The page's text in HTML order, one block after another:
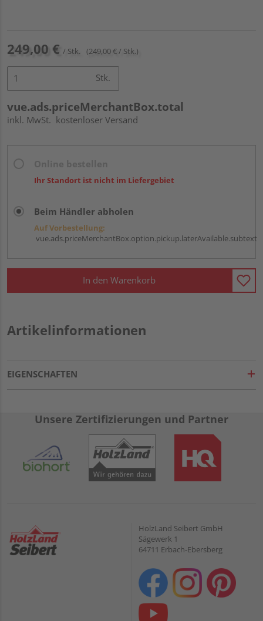
249,00 € / Stk. (249,00 € / Stk.)
Stk.
vue.ads.priceMerchantBox.total
inkl. MwSt. kostenloser Versand
Ihr Standort ist nicht im Liefergebiet
Beim Händler abholen
Auf Vorbestellung:
vue.ads.priceMerchantBox.option.pickup.laterAvailable.subtext
In den Warenkorb
Artikelinformationen
EIGENSCHAFTEN
Unsere Zertifizierungen und Partner
HolzLand Seibert GmbH
Sägewerk 1
64711 Erbach-Ebersberg